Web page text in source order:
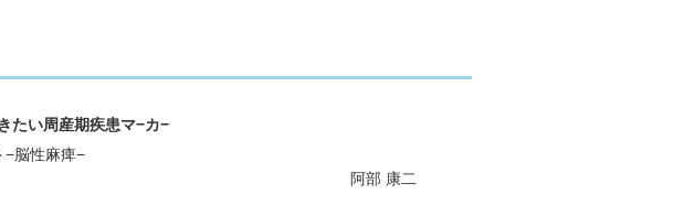
たい周産期疾患マ−カ−
−脳性麻痺−
阿部 康二